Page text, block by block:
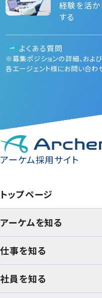
経験を活か
する
よくある質問
※募集ポジションの詳細、および
各エージェント様にお問い合わ
アーケム採用サイト
トップページ
アーケムを知る
仕事を知る
社員を知る